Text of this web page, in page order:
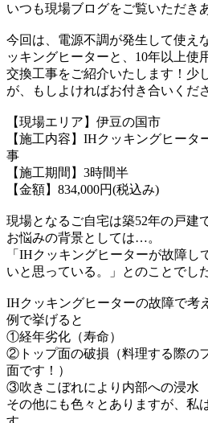
いつも現場ブログをご覧いただき
今回は、電源不調が発生して使え
ッキングヒーターと、 10年以上使
交換工事をご紹介いたします！ 少
が、もしよければお付き合いくだ
【現場エリア】伊豆の国市
【施工内容】IHクッキングヒータ
事
【施工期間】3時間半
【金額】834,000円(税込み)
現場となるご自宅は築52年の戸建
お悩みの背景としては…。
「IHクッキングヒーターが故障
いと思っている。」
とのことでし
IHクッキングヒーターの故障で考
例で挙げると
①経年劣化（寿命）
②トップ面の破損（料理する際の
面です！）
③吹きこぼれにより内部への浸水
その他にも色々とありますが、私